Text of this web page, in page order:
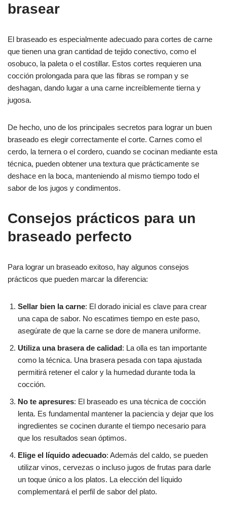
brasear
El braseado es especialmente adecuado para cortes de carne
que tienen una gran cantidad de tejido conectivo, como el
osobuco, la paleta o el costillar. Estos cortes requieren una
cocción prolongada para que las fibras se rompan y se
deshagan, dando lugar a una carne increíblemente tierna y
jugosa.
De hecho, uno de los principales secretos para lograr un buen
braseado es elegir correctamente el corte. Carnes como el
cerdo, la ternera o el cordero, cuando se cocinan mediante esta
técnica, pueden obtener una textura que prácticamente se
deshace en la boca, manteniendo al mismo tiempo todo el
sabor de los jugos y condimentos.
Consejos prácticos para un
braseado perfecto
Para lograr un braseado exitoso, hay algunos consejos
prácticos que pueden marcar la diferencia:
Sellar bien la carne: El dorado inicial es clave para crear
una capa de sabor. No escatimes tiempo en este paso,
asegúrate de que la carne se dore de manera uniforme.
Utiliza una brasera de calidad: La olla es tan importante
como la técnica. Una brasera pesada con tapa ajustada
permitirá retener el calor y la humedad durante toda la
cocción.
No te apresures: El braseado es una técnica de cocción
lenta. Es fundamental mantener la paciencia y dejar que los
ingredientes se cocinen durante el tiempo necesario para
que los resultados sean óptimos.
Elige el líquido adecuado: Además del caldo, se pueden
utilizar vinos, cervezas o incluso jugos de frutas para darle
un toque único a los platos. La elección del líquido
complementará el perfil de sabor del plato.